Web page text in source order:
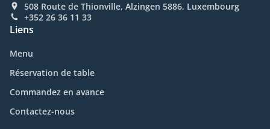
508 Route de Thionville, Alzingen 5886, Luxembourg
+352 26 36 11 33
Liens
Menu
Réservation de table
Commandez en avance
Contactez-nous